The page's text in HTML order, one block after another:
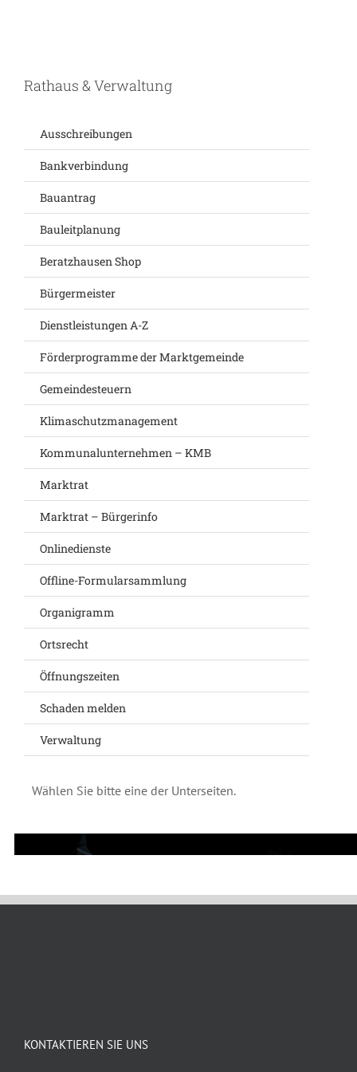
Rathaus & Verwaltung
Ausschreibungen
Bankverbindung
Bauantrag
Bauleitplanung
Beratzhausen Shop
Bürgermeister
Dienstleistungen A-Z
Förderprogramme der Marktgemeinde
Gemeindesteuern
Klimaschutzmanagement
Kommunalunternehmen – KMB
Marktrat
Marktrat – Bürgerinfo
Onlinedienste
Offline-Formularsammlung
Organigramm
Ortsrecht
Öffnungszeiten
Schaden melden
Verwaltung
Wählen Sie bitte eine der Unterseiten.
KONTAKTIEREN SIE UNS